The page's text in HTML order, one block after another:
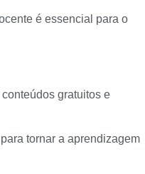
é essencial para o
gratuitos e
para tornar a aprendizagem